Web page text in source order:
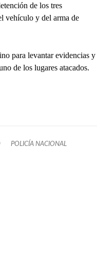
de los tres
vehículo y del arma de
para levantar evidencias y
de los lugares atacados.
POLICÍA NACIONAL